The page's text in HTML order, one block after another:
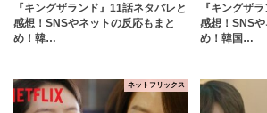
『キングザランド』11話ネタバレと
感想！SNSやネットの反応もまと
め！韓…
『キングザ
感想！SNS
め！韓国…
ネットフリックス